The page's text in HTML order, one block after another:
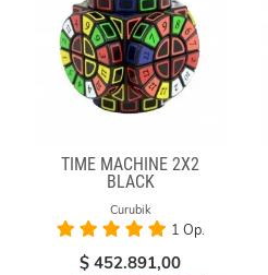
TIME MACHINE 2X2
BLACK
Curubik
1 Op.
$ 452.891,00